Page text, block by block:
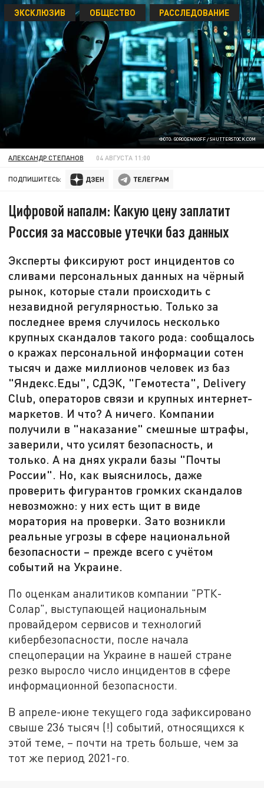
ФОТО: GORODENKOFF / SHUTTERSTOCK.COM
ЭКСКЛЮЗИВ ОБЩЕСТВО РАССЛЕДОВАНИЕ
АЛЕКСАНДР СТЕПАНОВ 04 АВГУСТА 11:00
ПОДПИШИТЕСЬ:
Цифровой напалм: Какую цену заплатит
Россия за массовые утечки баз данных
Эксперты фиксируют рост инцидентов со
сливами персональных данных на чёрный
рынок, которые стали происходить с
незавидной регулярностью. Только за
последнее время случилось несколько
крупных скандалов такого рода: сообщалось
о кражах персональной информации сотен
тысяч и даже миллионов человек из баз
"Яндекс.Еды", СДЭК, "Гемотеста", Delivery
Club, операторов связи и крупных интернет-
маркетов. И что? А ничего. Компании
получили в "наказание" смешные штрафы,
заверили, что усилят безопасность, и
только. А на днях украли базы "Почты
России". Но, как выяснилось, даже
проверить фигурантов громких скандалов
невозможно: у них есть щит в виде
моратория на проверки. Зато возникли
реальные угрозы в сфере национальной
безопасности – прежде всего с учётом
событий на Украине.
По оценкам аналитиков компании "РТК-
Солар", выступающей национальным
провайдером сервисов и технологий
кибербезопасности, после начала
спецоперации на Украине в нашей стране
резко выросло число инцидентов в сфере
информационной безопасности.
В апреле-июне текущего года зафиксировано
свыше 236 тысяч (!) событий, относящихся к
этой теме, – почти на треть больше, чем за
тот же период 2021-го.